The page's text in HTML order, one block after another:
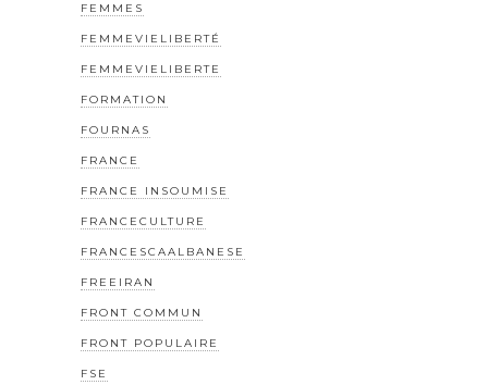
FEMMES
FEMMEVIELIBERTÉ
FEMMEVIELIBERTE
FORMATION
FOURNAS
FRANCE
FRANCE INSOUMISE
FRANCECULTURE
FRANCESCAALBANESE
FREEIRAN
FRONT COMMUN
FRONT POPULAIRE
FSE